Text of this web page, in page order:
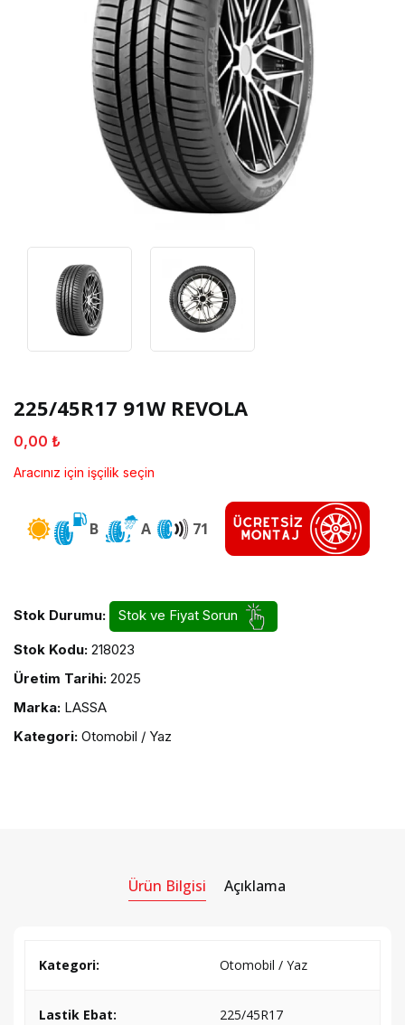
225/45R17 91W REVOLA
0,00 ₺
Aracınız için işçilik seçin
B A 71
Stok Durumu:
Stok ve Fiyat Sorun
Stok Kodu: 218023
Üretim Tarihi: 2025
Marka: LASSA
Kategori: Otomobil / Yaz
Ürün Bilgisi Açıklama
Kategori: Otomobil / Yaz
Lastik Ebat: 225/45R17